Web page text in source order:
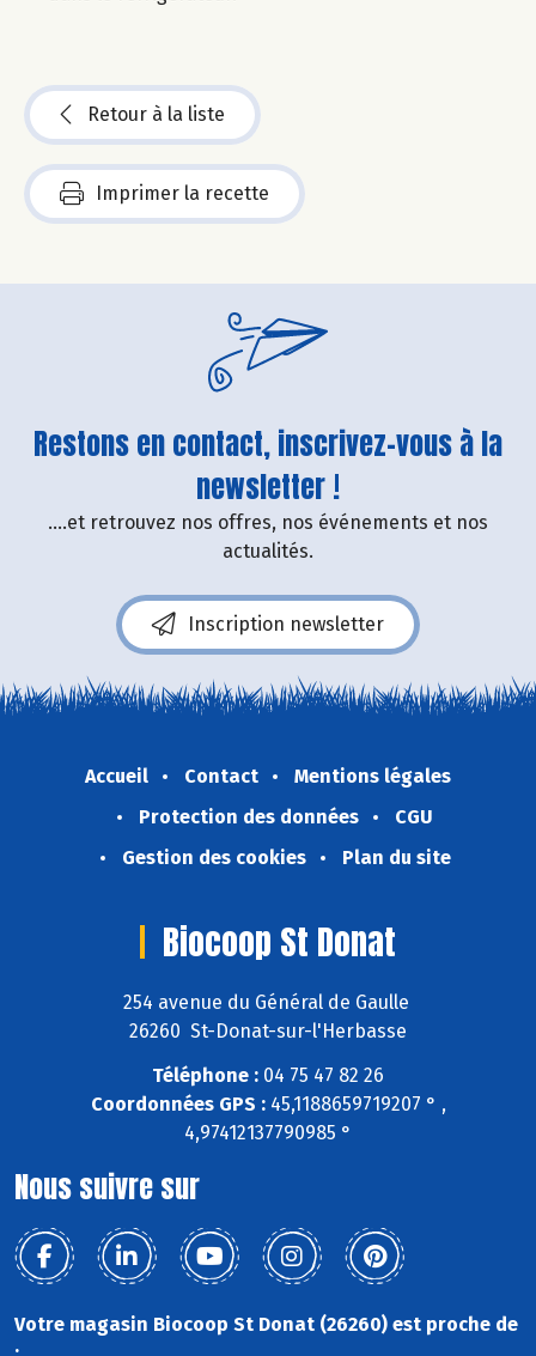
Retour à la liste
Imprimer la recette
Restons en contact, inscrivez-vous à la
newsletter !
....et retrouvez nos offres, nos événements et nos
actualités.
Inscription newsletter
Accueil Contact
Mentions légales
Protection des données
CGU
Gestion des cookies
Plan du site
Biocoop St Donat
254 avenue du Général de Gaulle
26260 St-Donat-sur-l'Herbasse
Téléphone : 04 75 47 82 26
Coordonnées GPS :45,1188659719207 ° ,
4,97412137790985 °
Nous suivre sur
Votre magasin Biocoop St Donat (26260) est proche de